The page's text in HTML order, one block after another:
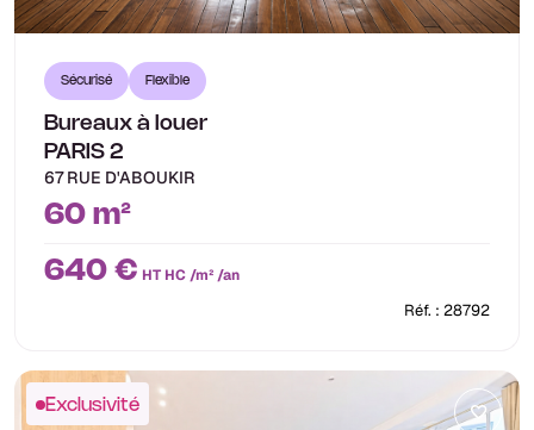
Sécurisé Flexible
Bureaux à louer
PARIS 2
67 RUE D'ABOUKIR
60 m²
640 € HT HC /m² /an
Réf. : 28792
Exclusivité